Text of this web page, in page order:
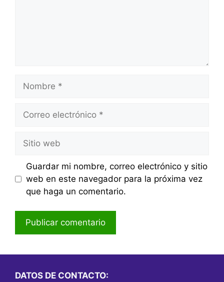
Nombre
Correo
Sitio
web
Guardar mi nombre, correo electrónico y sitio
web en este navegador para la próxima vez
que haga un comentario.
DATOS DE CONTACTO: